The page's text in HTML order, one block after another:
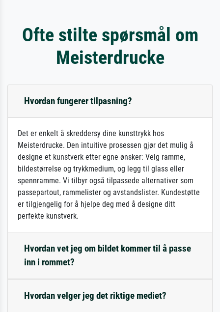
Ofte stilte spørsmål om
Meisterdrucke
Hvordan fungerer tilpasning?
Det er enkelt å skreddersy dine kunsttrykk hos
Meisterdrucke. Den intuitive prosessen gjør det mulig å
designe et kunstverk etter egne ønsker: Velg ramme,
bildestørrelse og trykkmedium, og legg til glass eller
spennramme. Vi tilbyr også tilpassede alternativer som
passepartout, rammelister og avstandslister. Kundestøtte
er tilgjengelig for å hjelpe deg med å designe ditt
perfekte kunstverk.
Hvordan vet jeg om bildet kommer til å passe
inn i rommet?
Hvordan velger jeg det riktige mediet?